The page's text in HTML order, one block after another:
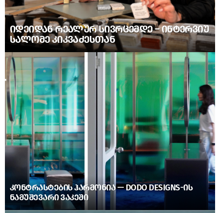
ᲘᲓᲔᲘᲓᲐᲜ ᲠᲔᲐᲚᲣᲠ ᲡᲘᲕᲠᲪᲔᲛᲓᲔ – ᲘᲜᲢᲔᲠᲕᲘᲣ
ᲡᲐᲚᲝᲛᲔ ᲙᲘᲙᲕᲐᲫᲔᲡᲗᲐᲜ
ᲙᲝᲜᲢᲠᲐᲡᲢᲔᲑᲘᲡ ᲰᲐᲠᲛᲝᲜᲘᲐ — DODO DESIGNS-ᲘᲡ
ᲜᲐᲛᲣᲨᲔᲕᲐᲠᲘ ᲕᲐᲙᲔᲨᲘ